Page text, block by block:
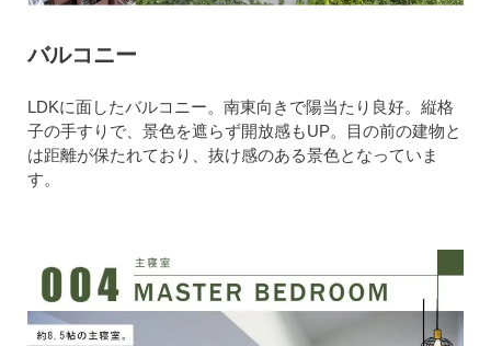
バルコニー
LDKに面したバルコニー。南東向きで陽当たり良好。縦格
子の手すりで、景色を遮らず開放感もUP。目の前の建物と
は距離が保たれており、抜け感のある景色となっていま
す。